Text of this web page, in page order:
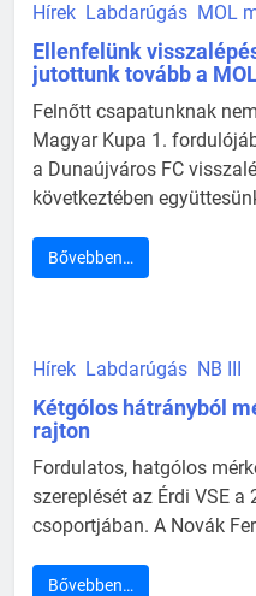
Hírek Labdarúgás MOL
Ellenfelünk
jutottunk tovább a
Felnőtt csapatunknak
Magyar Kupa 1.
a Dunaújváros FC
következtében
Bővebben…
Hírek Labdarúgás NB III
Kétgólos hátrányból
rajton
Fordulatos, hatgólos
szereplését az Érdi VSE
csoportjában. A Novák
Bővebben…